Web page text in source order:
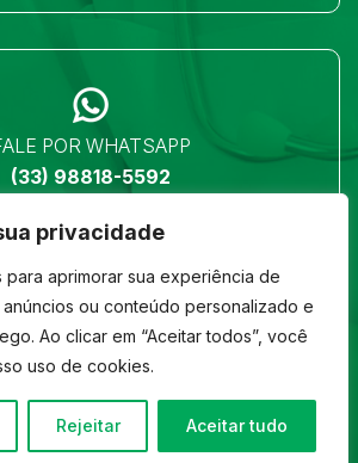
privacidade
para aprimorar sua experiência de
ou conteúdo personalizado e
Ao clicar em “Aceitar todos”, você
uso de cookies.
Rejeitar Aceitar tudo
POR WHATSAPP
(33) 98818-5592
LOCALIZAÇÃO